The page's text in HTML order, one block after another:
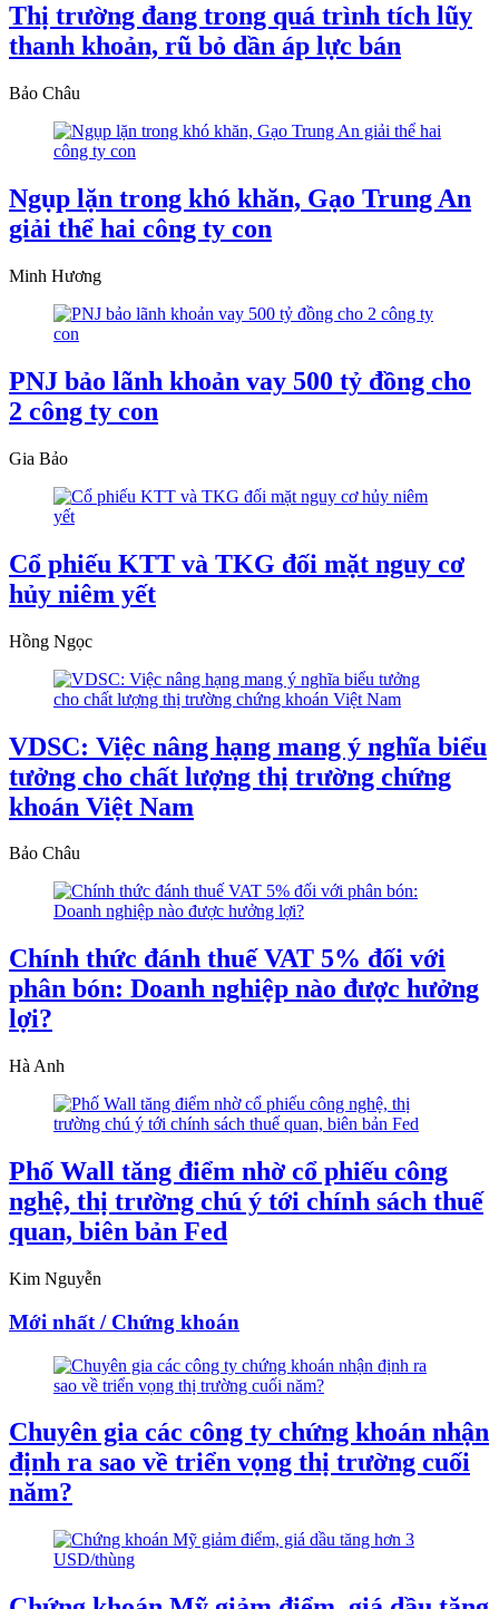
Thị trường đang trong quá trình tích lũy
thanh khoản, rũ bỏ dần áp lực bán
Bảo Châu
Ngụp lặn trong khó khăn, Gạo Trung An
giải thể hai công ty con
Minh Hương
PNJ bảo lãnh khoản vay 500 tỷ đồng cho
2 công ty con
Gia Bảo
Cổ phiếu KTT và TKG đối mặt nguy cơ
hủy niêm yết
Hồng Ngọc
VDSC: Việc nâng hạng mang ý nghĩa biểu
tưởng cho chất lượng thị trường chứng
khoán Việt Nam
Bảo Châu
Chính thức đánh thuế VAT 5% đối với
phân bón: Doanh nghiệp nào được hưởng
lợi?
Hà Anh
Phố Wall tăng điểm nhờ cổ phiếu công
nghệ, thị trường chú ý tới chính sách thuế
quan, biên bản Fed
Kim Nguyễn
Mới nhất / Chứng khoán
Chuyên gia các công ty chứng khoán nhận
định ra sao về triển vọng thị trường cuối
năm?